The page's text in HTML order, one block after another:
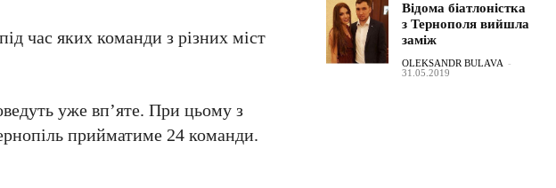
час яких команди з різних міст
уже вп’яте. При цьому з
прийматиме 24 команди.
Відома біатлоністка
з Тернополя вийшла
заміж
OLEKSANDR BULAVA -
31.05.2019